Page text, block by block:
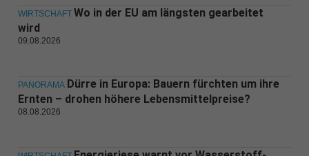
WIRTSCHAFT Wo in der EU am längsten gearbeitet
wird
09.08.2026
PANORAMA Dürre in Europa: Bauern fürchten um ihre
Ernten – drohen höhere Lebensmittelpreise?
08.08.2026